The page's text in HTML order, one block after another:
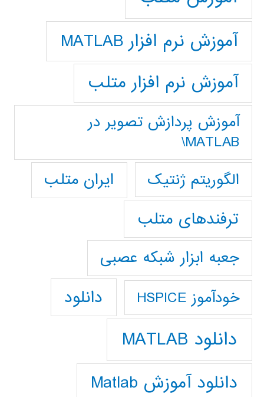
آموزش نرم افزار MATLAB
آموزش نرم افزار متلب
آموزش پردازش تصوير در
MATLAB\
الگوریتم ژنتیک
ایران متلب
ترفندهای متلب
جعبه ابزار شبکه عصبی
خودآموز HSPICE دانلود
دانلود MATLAB
دانلود آموزش Matlab